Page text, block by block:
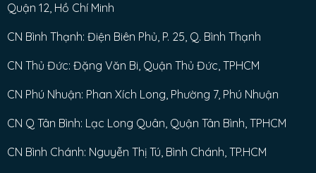
Quận 12, Hồ Chí Minh
CN Bình Thạnh: Điện Biên Phủ, P. 25, Q. Bình Thạnh
CN Thủ Đức: Đặng Văn Bi, Quận Thủ Đức, TPHCM
CN Phú Nhuận: Phan Xích Long, Phường 7, Phú Nhuận
CN Q Tân Bình: Lạc Long Quân, Quận Tân Bình, TPHCM
CN Bình Chánh: Nguyễn Thị Tú, Bình Chánh, TP.HCM